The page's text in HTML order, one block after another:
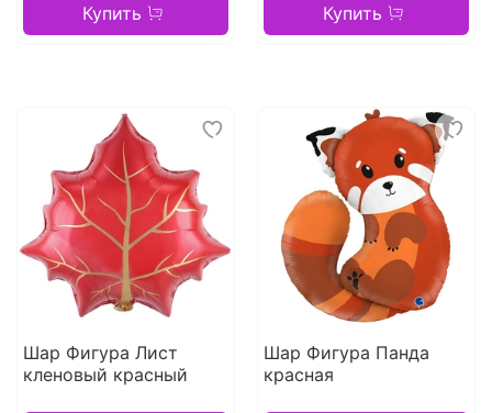
Купить Купить
Шар Фигура Лист
кленовый красный
Шар Фигура Панда
красная